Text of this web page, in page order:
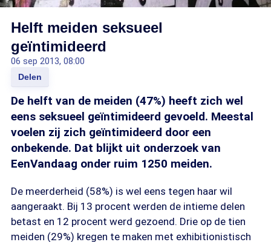
Helft meiden seksueel
geïntimideerd
06 sep 2013, 08:00
Delen
De helft van de meiden (47%) heeft zich wel
eens seksueel geïntimideerd gevoeld. Meestal
voelen zij zich geïntimideerd door een
onbekende. Dat blijkt uit onderzoek van
EenVandaag onder ruim 1250 meiden.
De meerderheid (58%) is wel eens tegen haar wil
aangeraakt. Bij 13 procent werden de intieme delen
betast en 12 procent werd gezoend. Drie op de tien
meiden (29%) kregen te maken met exhibitionistisch